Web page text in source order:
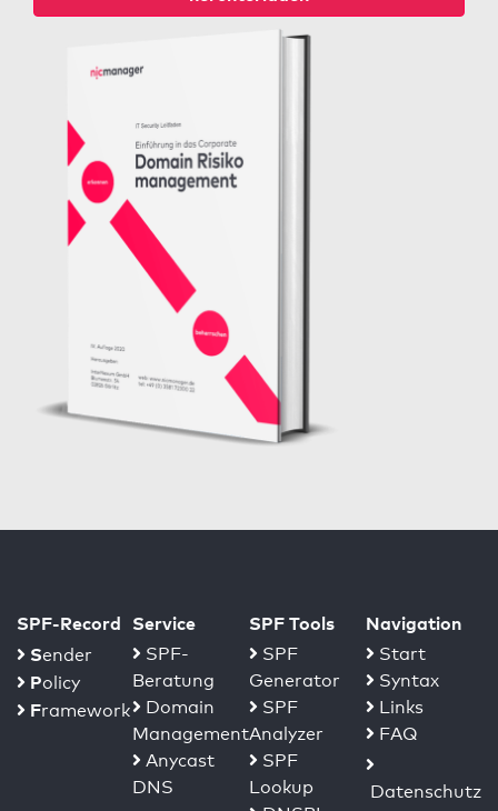
SPF-Record
Sender
Policy
Framework
Service
SPF-
Beratung
Domain
Management
Anycast
DNS
SPF Tools
SPF
Generator
SPF
Analyzer
SPF
Lookup
Navigation
Start
Syntax
Links
FAQ
Datenschutz